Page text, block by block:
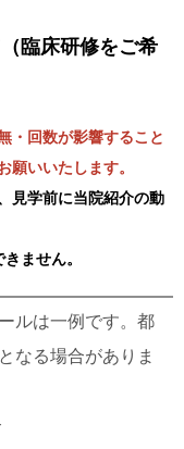
臨床研修をご希
・回数が影響すること
願いいたします。
見学前に当院紹介の動
ません。
ルは一例です。都
なる場合がありま